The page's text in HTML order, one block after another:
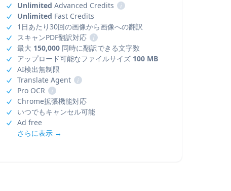
Unlimited Advanced Credits
i
Unlimited Fast Credits
1日あたり30回の画像から画像への翻訳
スキャンPDF翻訳対応
i
最大 150,000同時に翻訳できる文字数
アップロード可能なファイルサイズ 100 MB
AI検出無制限
Translate Agent
i
Pro OCR
i
Chrome拡張機能対応
いつでもキャンセル可能
Ad free
さらに表示 →